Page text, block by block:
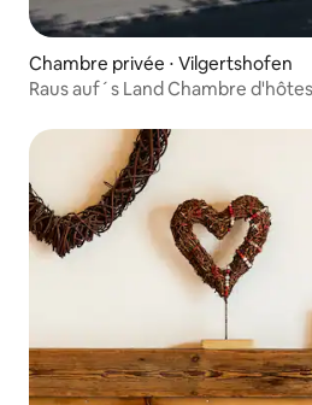
Chambre privée ⋅ Vilgertshofen
Raus auf´s Land Chambre